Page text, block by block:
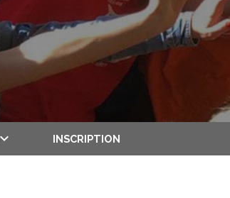
INSCRIPTION